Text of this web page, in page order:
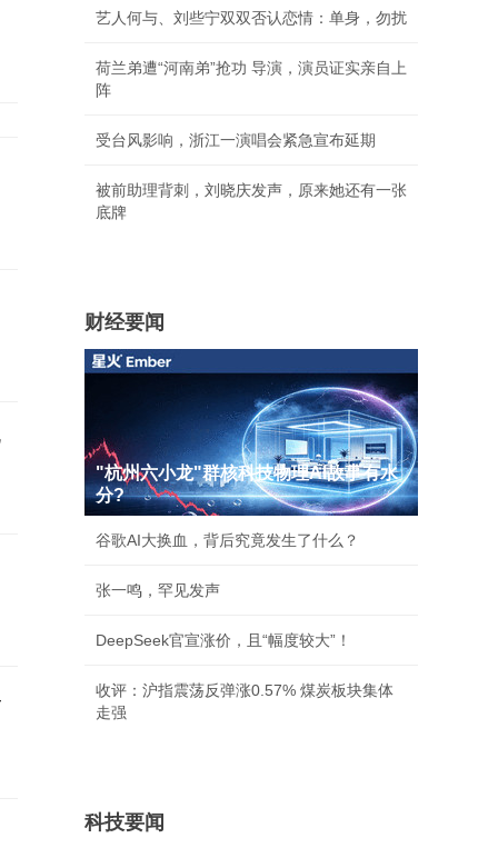
艺人何与、刘些宁双双否认恋情：单身，勿扰
荷兰弟遭“河南弟”抢功 导演，演员证实亲自上
阵
受台风影响，浙江一演唱会紧急宣布延期
被前助理背刺，刘晓庆发声，原来她还有一张
底牌
财经要闻
"杭州六小龙"群核科技物理AI故事有水
分?
谷歌AI大换血，背后究竟发生了什么？
张一鸣，罕见发声
DeepSeek官宣涨价，且“幅度较大”！
收评：沪指震荡反弹涨0.57% 煤炭板块集体
走强
科技要闻